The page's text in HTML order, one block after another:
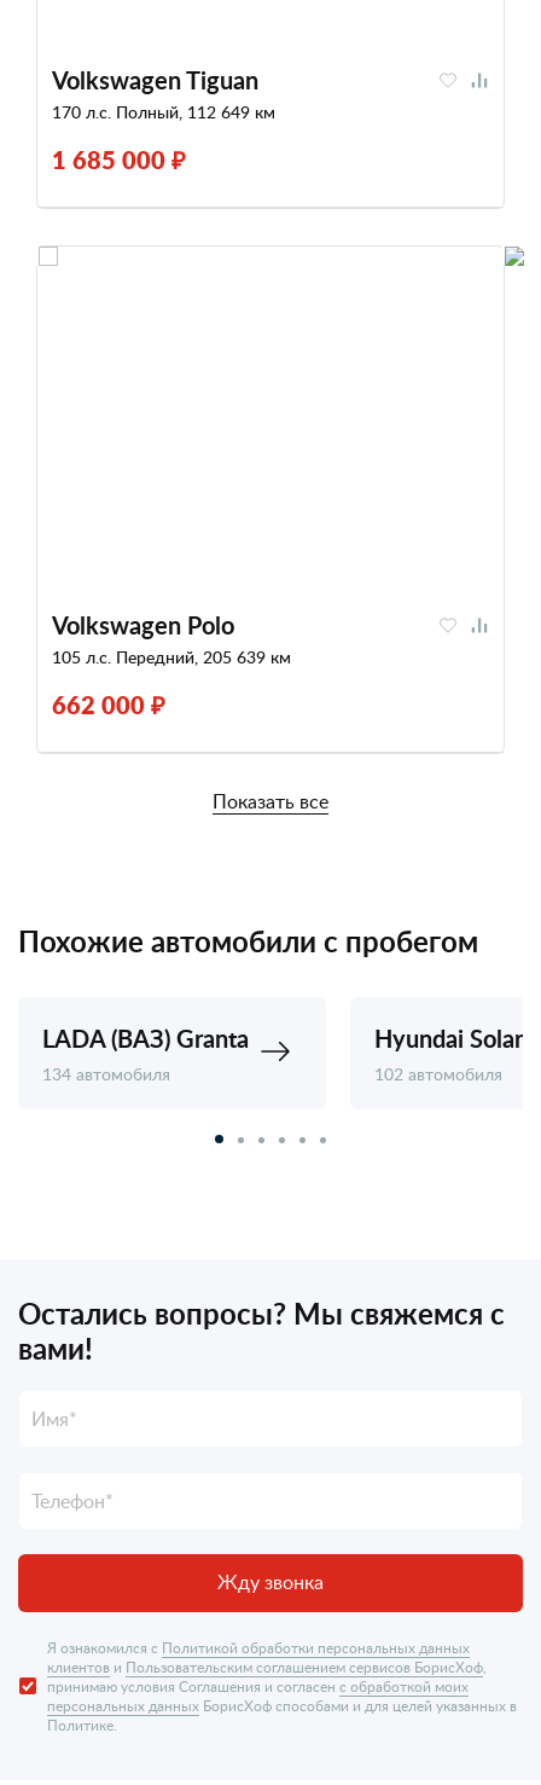
Volkswagen Tiguan
170 л.с. Полный, 112 649 км
1 685 000 ₽
Volkswagen Polo
105 л.с. Передний, 205 639 км
662 000 ₽
Показать все
Похожие автомобили с пробегом
LADA (ВАЗ) Granta
134 автомобиля
Hyundai Solaris
102 автомобиля
Остались вопросы? Мы свяжемся с
вами!
Жду звонка
Я ознакомился с Политикой обработки персональных данных
клиентов и Пользовательским соглашением сервисов БорисХоф
принимаю условия Соглашения и согласен с обработкой моих
персональных данных БорисХоф способами и для целей указанных в
Политике.